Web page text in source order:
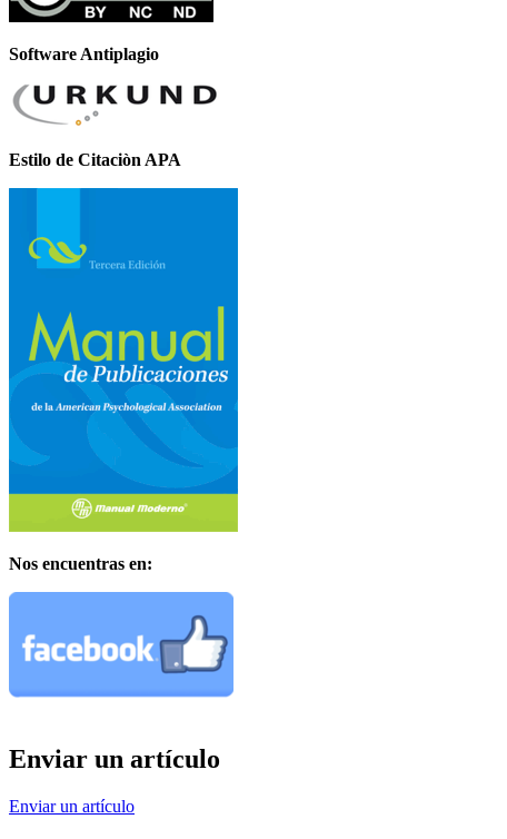
Software Antiplagio
Estilo de Citaciòn APA
Nos encuentras en:
Enviar un artículo
Enviar un artículo